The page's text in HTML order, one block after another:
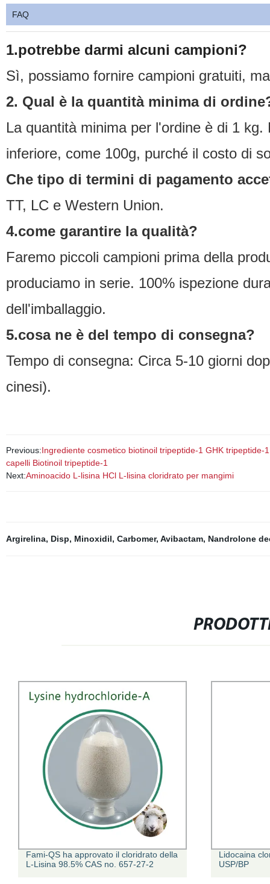
FAQ
1.potrebbe darmi alcuni campioni?
Sì, possiamo fornire campioni gratuiti,
2. Qual è la quantità minima di
La quantità minima per l'ordine è di 1
inferiore, come 100g, purché il costo di
Che tipo di termini di pagamento
TT, LC e Western Union.
4.come garantire la qualità?
Faremo piccoli campioni prima della
produciamo in serie. 100% ispezione
dell'imballaggio.
5.cosa ne è del tempo di consegna?
Tempo di consegna: Circa 5-10 giorni
cinesi).
Previous:Ingrediente cosmetico biotinoil tripeptide-1 GHK
capelli Biotinoil tripeptide-1
Next:Aminoacido L-lisina HCl L-lisina cloridrato per mangimi
Argirelina, Disp, Minoxidil, Carbomer, Avibactam, Nandrolone
Fami-QS ha approvato il cloridrato della
L-Lisina 98.5% CAS no. 657-27-2
Lidocaina
USP/BP